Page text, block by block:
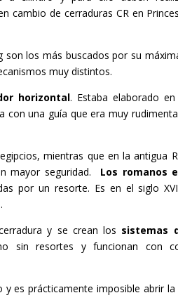
cambio de cerraduras CR en
los más buscados por su
muy distintos.
horizontal. Estaba elaborado
con una guía que era muy
mientras que en la antigua
mayor seguridad. Los romanos
por un resorte. Es en el siglo
y se crean los sistemas
sin resortes y funcionan con
es prácticamente imposible abrir